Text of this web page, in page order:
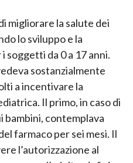
migliorare la salute dei
lo sviluppo e la
soggetti da 0 a 17 anni.
sostanzialmente
a incentivare la
Il primo, in caso di
bambini, contemplava
farmaco per sei mesi. Il
l’autorizzazione al